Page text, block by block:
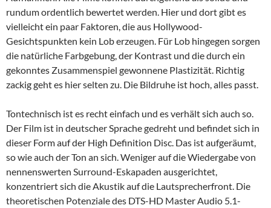
rundum ordentlich bewertet werden. Hier und dort gibt es
vielleicht ein paar Faktoren, die aus Hollywood-
Gesichtspunkten kein Lob erzeugen. Für Lob hingegen sorgen
die natürliche Farbgebung, der Kontrast und die durch ein
gekonntes Zusammenspiel gewonnene Plastizität. Richtig
zackig geht es hier selten zu. Die Bildruhe ist hoch, alles passt.
Tontechnisch ist es recht einfach und es verhält sich auch so.
Der Film ist in deutscher Sprache gedreht und befindet sich in
dieser Form auf der High Definition Disc. Das ist aufgeräumt,
so wie auch der Ton an sich. Weniger auf die Wiedergabe von
nennenswerten Surround-Eskapaden ausgerichtet,
konzentriert sich die Akustik auf die Lautsprecherfront. Die
theoretischen Potenziale des DTS-HD Master Audio 5.1-